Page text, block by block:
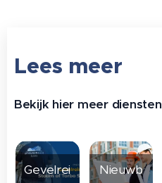
Lees meer
Bekijk hier meer diensten
Gevelrei
Nieuwb